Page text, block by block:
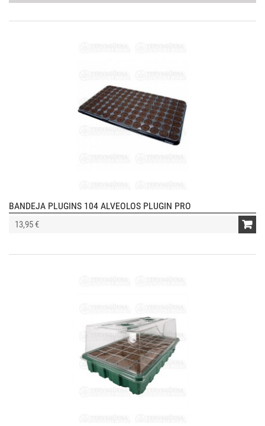
BANDEJA PLUGINS 104 ALVEOLOS PLUGIN PRO
13,95 €